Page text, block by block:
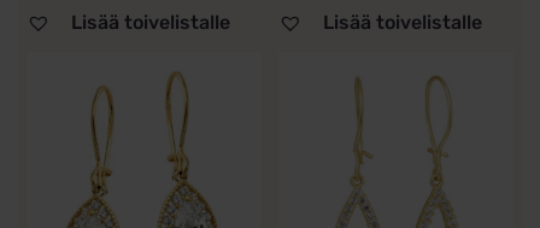
Lisää toivelistalle Lisää toivelistalle